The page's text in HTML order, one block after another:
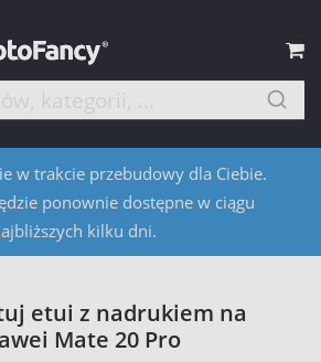
w trakcie przebudowy dla Ciebie.
ponownie dostępne w ciągu
kilku dni.
etui z nadrukiem na
Mate 20 Pro